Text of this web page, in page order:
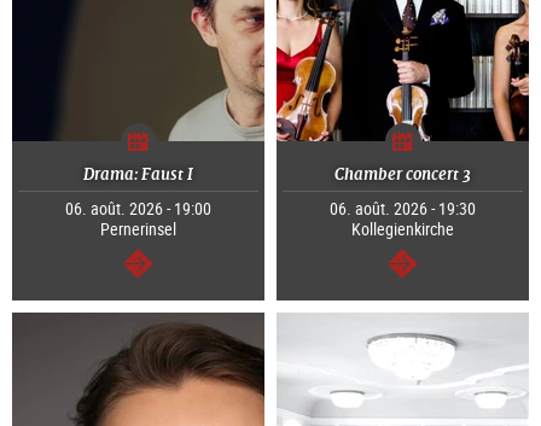
Drama: Faust I
06. août. 2026 - 19:00
Pernerinsel
Continuer
Chamber concert 3
06. août. 2026 - 19:30
Kollegienkirche
Continuer